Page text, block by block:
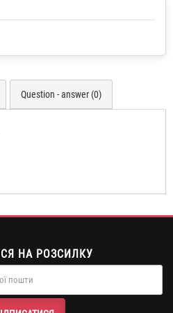
Question - answer (0)
НА РОЗСИЛКУ